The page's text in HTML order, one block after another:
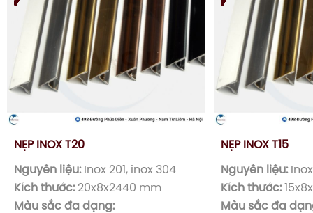
NẸP INOX T20
Nguyên liệu:Inox 201, inox 304
Kích thước:20x8x2440 mm
Màu sắc đa dạng:
NẸP INOX T15
Nguyên liệu:Inox
Kích thước:
Màu sắc đa